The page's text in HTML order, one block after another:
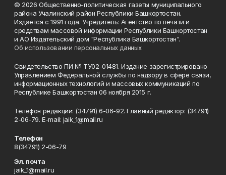
© 2026 Общественно-политическая газеты муниципального
района Учалинский район Республики Башкортостан.
Издается с 1991 года. Учредитель: Агентство по печати и
средствам массовой информации Республики Башкортостан
и АО Издательский дом "Республика Башкортостан".
Об использовании персональных данных
Свидетельство ПИ № ТУ02-01481. Издание зарегистрировано
Управлением Федеральной службы по надзору в сфере связи,
информационных технологий и массовых коммуникаций по
Республике Башкортостан 06 ноября 2015 г.
Телефон редакции: (34791) 6-06-92. Главный редактор: (34791)
2-06-79. Е-mаil: jaik_1@mail.ru
Телефон
8(34791) 2-06-79
Эл. почта
jaik_1@mail.ru